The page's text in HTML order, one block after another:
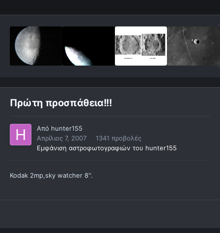
Πρώτη προσπάθεια!!!
Από hunter155
Απρίλιος 7, 2007
1341 προβολές
Εμφάνιση αστροφωτογραφιών του hunter155
Kodak 2mp,sky watcher 8''.